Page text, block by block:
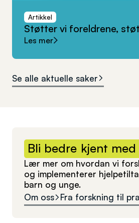
Artikkel
Støtter vi foreldrene,
Les mer
Se alle aktuelle saker
Bli bedre kjent med
Lær mer om hvordan vi
og implementerer
barn og unge.
Om oss
Fra forskning til